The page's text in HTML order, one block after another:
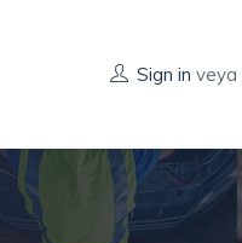
Sign in veya